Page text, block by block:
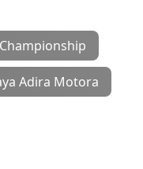
Adira Motora